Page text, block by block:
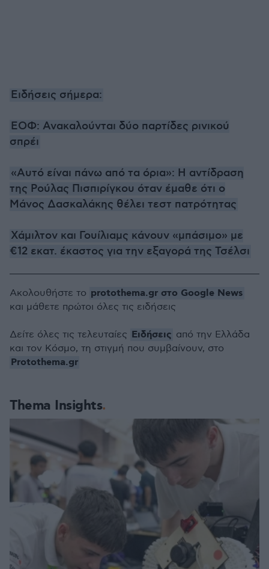
Ειδήσεις σήμερα:
ΕΟΦ: Ανακαλούνται δύο παρτίδες ρινικού
σπρέι
«Αυτό είναι πάνω από τα όρια»: Η αντίδραση
της Ρούλας Πισπιρίγκου όταν έμαθε ότι ο
Μάνος Δασκαλάκης θέλει τεστ πατρότητας
Χάμιλτον και Γουίλιαμς κάνουν «μπάσιμο» με
€12 εκατ. έκαστος για την εξαγορά της Τσέλσι
Thema Insights
Ακολουθήστε το protothema.gr στο Google News
και μάθετε πρώτοι όλες τις ειδήσεις
Δείτε όλες τις τελευταίες Ειδήσεις από την Ελλάδα
και τον Κόσμο, τη στιγμή που συμβαίνουν, στο
Protothema.gr